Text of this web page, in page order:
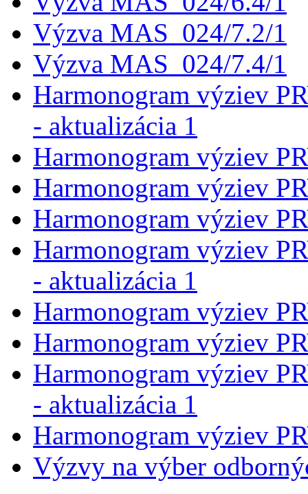
Výzva MAS_024/7.2/1
Výzva MAS_024/7.4/1
Harmonogram výziev
- aktualizácia 1
Harmonogram výziev
Harmonogram výziev
Harmonogram výziev
Harmonogram výziev
- aktualizácia 1
Harmonogram výziev
Harmonogram výziev
Harmonogram výziev
- aktualizácia 1
Harmonogram výziev
Výzvy na výber